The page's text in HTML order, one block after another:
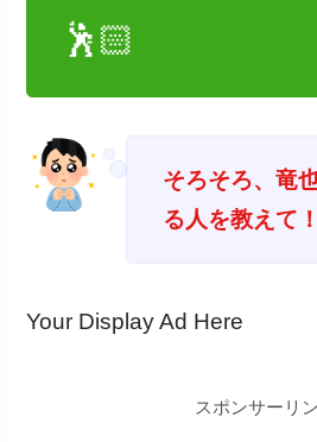
🕺🏻
そろそろ、竜
る人を教えて！
Your Display Ad Here
スポンサーリ